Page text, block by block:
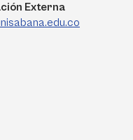
Externa